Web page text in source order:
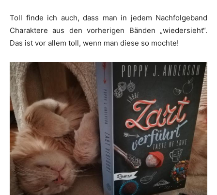
Toll finde ich auch, dass man in jedem Nachfolgeband
Charaktere aus den vorherigen Bänden „wiedersieht“.
Das ist vor allem toll, wenn man diese so mochte!